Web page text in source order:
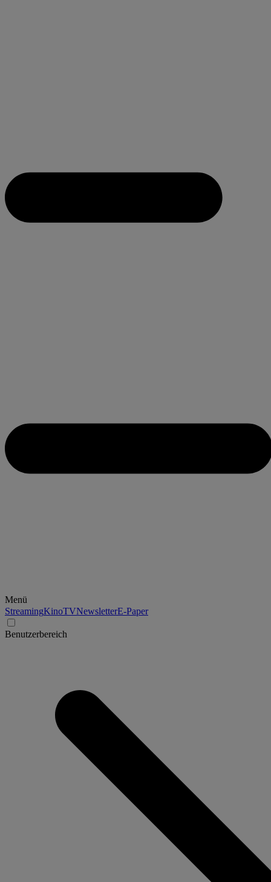
Menü
StreamingKinoTVNewsletterE-Paper
Benutzerbereich